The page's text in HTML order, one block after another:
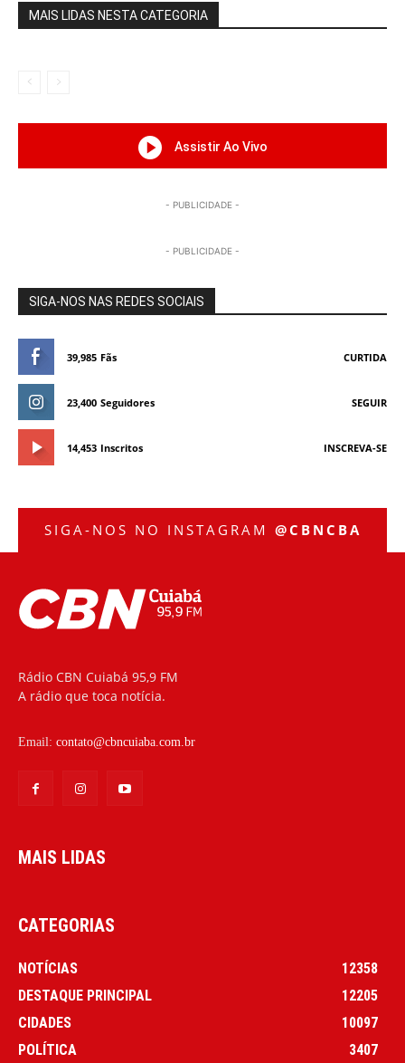
MAIS LIDAS NESTA CATEGORIA
Assistir Ao Vivo
- PUBLICIDADE -
- PUBLICIDADE -
SIGA-NOS NAS REDES SOCIAIS
39,985 Fãs CURTIDA
23,400 Seguidores SEGUIR
14,453 Inscritos INSCREVA-SE
SIGA-NOS NO INSTAGRAM @CBNCBA
Rádio CBN Cuiabá 95,9 FM
A rádio que toca notícia.
Email: contato@cbncuiaba.com.br
MAIS LIDAS
CATEGORIAS
NOTÍCIAS
12358
DESTAQUE PRINCIPAL
12205
CIDADES
10097
POLÍTICA
3407